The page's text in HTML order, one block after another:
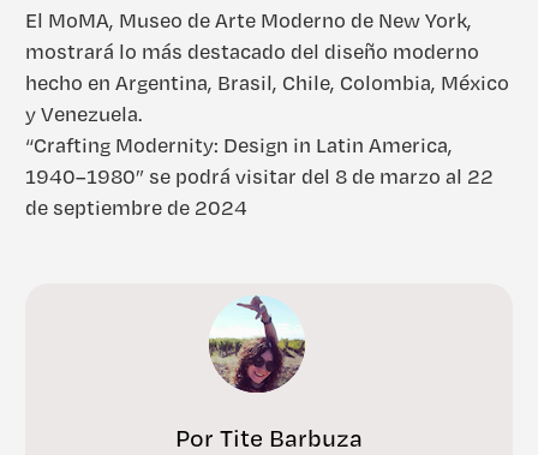
El MoMA, Museo de Arte Moderno de New York,
mostrará lo más destacado del diseño moderno
hecho en Argentina, Brasil, Chile, Colombia, México
y Venezuela.
“Crafting Modernity: Design in Latin America,
1940–1980” se podrá visitar del 8 de marzo al 22
de septiembre de 2024
Por Tite Barbuza